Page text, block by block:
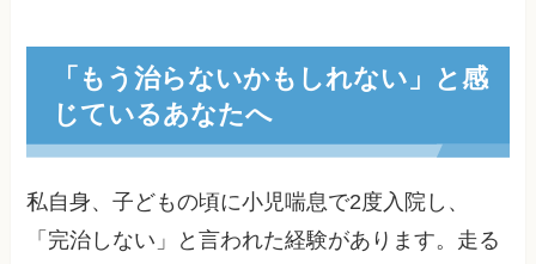
「もう治らないかもしれない」と感
じているあなたへ
私自身、子どもの頃に小児喘息で2度入院し、
「完治しない」と言われた経験があります。走る